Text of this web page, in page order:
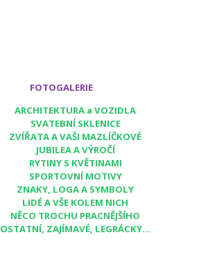
FOTOGALERIE
ARCHITEKTURA a VOZIDLA
SVATEBNÍ SKLENICE
ZVÍŘATA A VAŠI MAZLÍČKOVÉ
JUBILEA A VÝROČÍ
RYTINY S KVĚTINAMI
SPORTOVNÍ MOTIVY
ZNAKY, LOGA A SYMBOLY
LIDÉ A VŠE KOLEM NICH
NĚCO TROCHU PRACNĚJŠÍHO
OSTATNÍ, ZAJÍMAVÉ, LEGRÁCKY...